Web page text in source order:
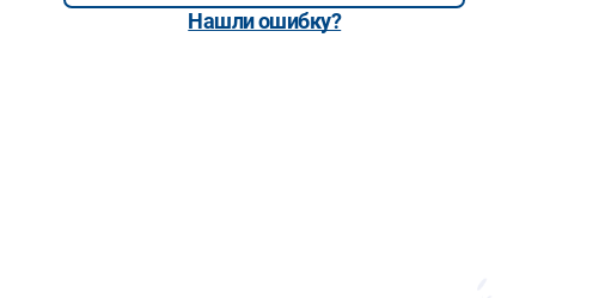
Нашли ошибку?